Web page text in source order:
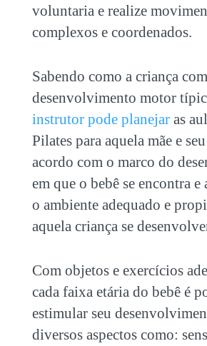
voluntaria e realize
complexos e coordenados.
Sabendo como a criança com
desenvolvimento motor
instrutor pode planejaras
Pilates para aquela mãe e
acordo com o marco do
em que o bebê se encontra e
o ambiente adequado e
aquela criança se
Com objetos e exercícios
cada faixa etária do bebê é
estimular seu
diversos aspectos como: